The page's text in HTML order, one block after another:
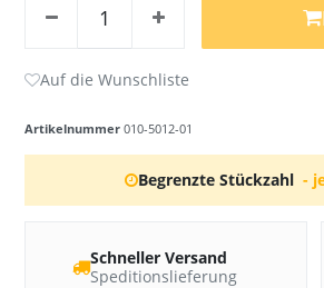
Artikelnummer 010-5012-01
Begrenzte Stückzahl -
Schneller Versand
Speditionslieferung